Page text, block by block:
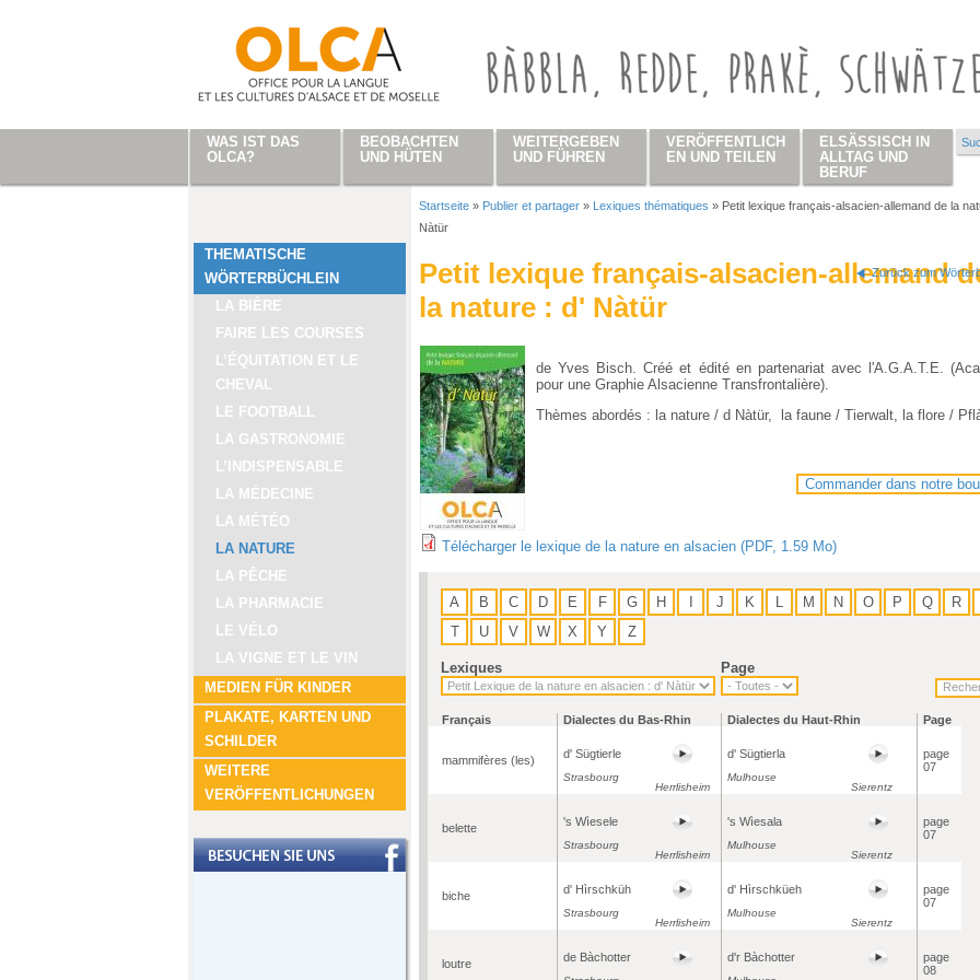
THEMATISCHE
WÖRTERBÜCHLEIN
LA BIÈRE
FAIRE LES COURSES
L’ÉQUITATION ET LE
CHEVAL
LE FOOTBALL
LA GASTRONOMIE
L’INDISPENSABLE
LA MÉDECINE
LA MÉTÉO
LA NATURE
LA PÊCHE
LA PHARMACIE
LE VÉLO
LA VIGNE ET LE VIN
MEDIEN FÜR KINDER
PLAKATE, KARTEN UND
SCHILDER
WEITERE
VERÖFFENTLICHUNGEN
Sie sind hier
Startseite » Publier et partager » Lexiques thématiques » Petit lexique français-alsacien-allemand de la
Nàtür
Zurück zum
Petit lexique français-alsacien-allemand
la nature : d' Nàtür
de Yves Bisch. Créé et édité en partenariat avec l'A.G.A.T.E.
pour une Graphie Alsacienne Transfrontalière).
Thèmes abordés : la nature / d Nàtür, la faune / Tierwalt, la flore /
Commander dans notre
Télécharger le lexique de la nature en alsacien (PDF, 1.59 Mo)
A B C D E F G H J K M N O P Q R
T
U V W X Y Z
Lexiques Page
Français Dialectes du Bas-Rhin Dialectes du Haut-Rhin Page
mammifères (les) d' Sügtierle
Strasbourg
Herrlisheim
d' Sügtierla
Mulhouse
Sierentz
page
07
belette 's Wìesele
Strasbourg
Herrlisheim
's Wìesala
Mulhouse
Sierentz
page
07
biche d' Hìrschküh
Strasbourg
Herrlisheim
d' Hìrschküeh
Mulhouse
Sierentz
page
07
loutre de Bàchotter d'r Bàchotter
page
08
WAS IST DAS
OLCA?
BEOBACHTEN
UND HÜTEN
WEITERGEBEN
UND FÜHREN
VERÖFFENTLICH
EN UND TEILEN
ELSÄSSISCH IN
ALLTAG UND
BERUF